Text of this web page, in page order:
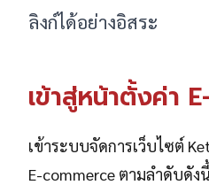
ลิงก์ได้อย่างอิสระ
เข้าสู่หน้าตั้งค่า
เข้าระบบจัดการเว็บไซต์
E-commerce ตามลำดับดัง